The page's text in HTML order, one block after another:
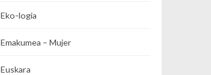
Eko-logia
Emakumea – Mujer
Euskara